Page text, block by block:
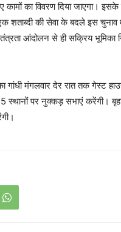
कामों का विवरण दिया जाएगा।
शताब्दी की सेवा के बदले इस
आंदोलन से ही सक्रिय भूमिका
गांधी मंगलवार देर रात तक गेस्ट
स्थानों पर नुक्कड़ सभाएं करेंगी।